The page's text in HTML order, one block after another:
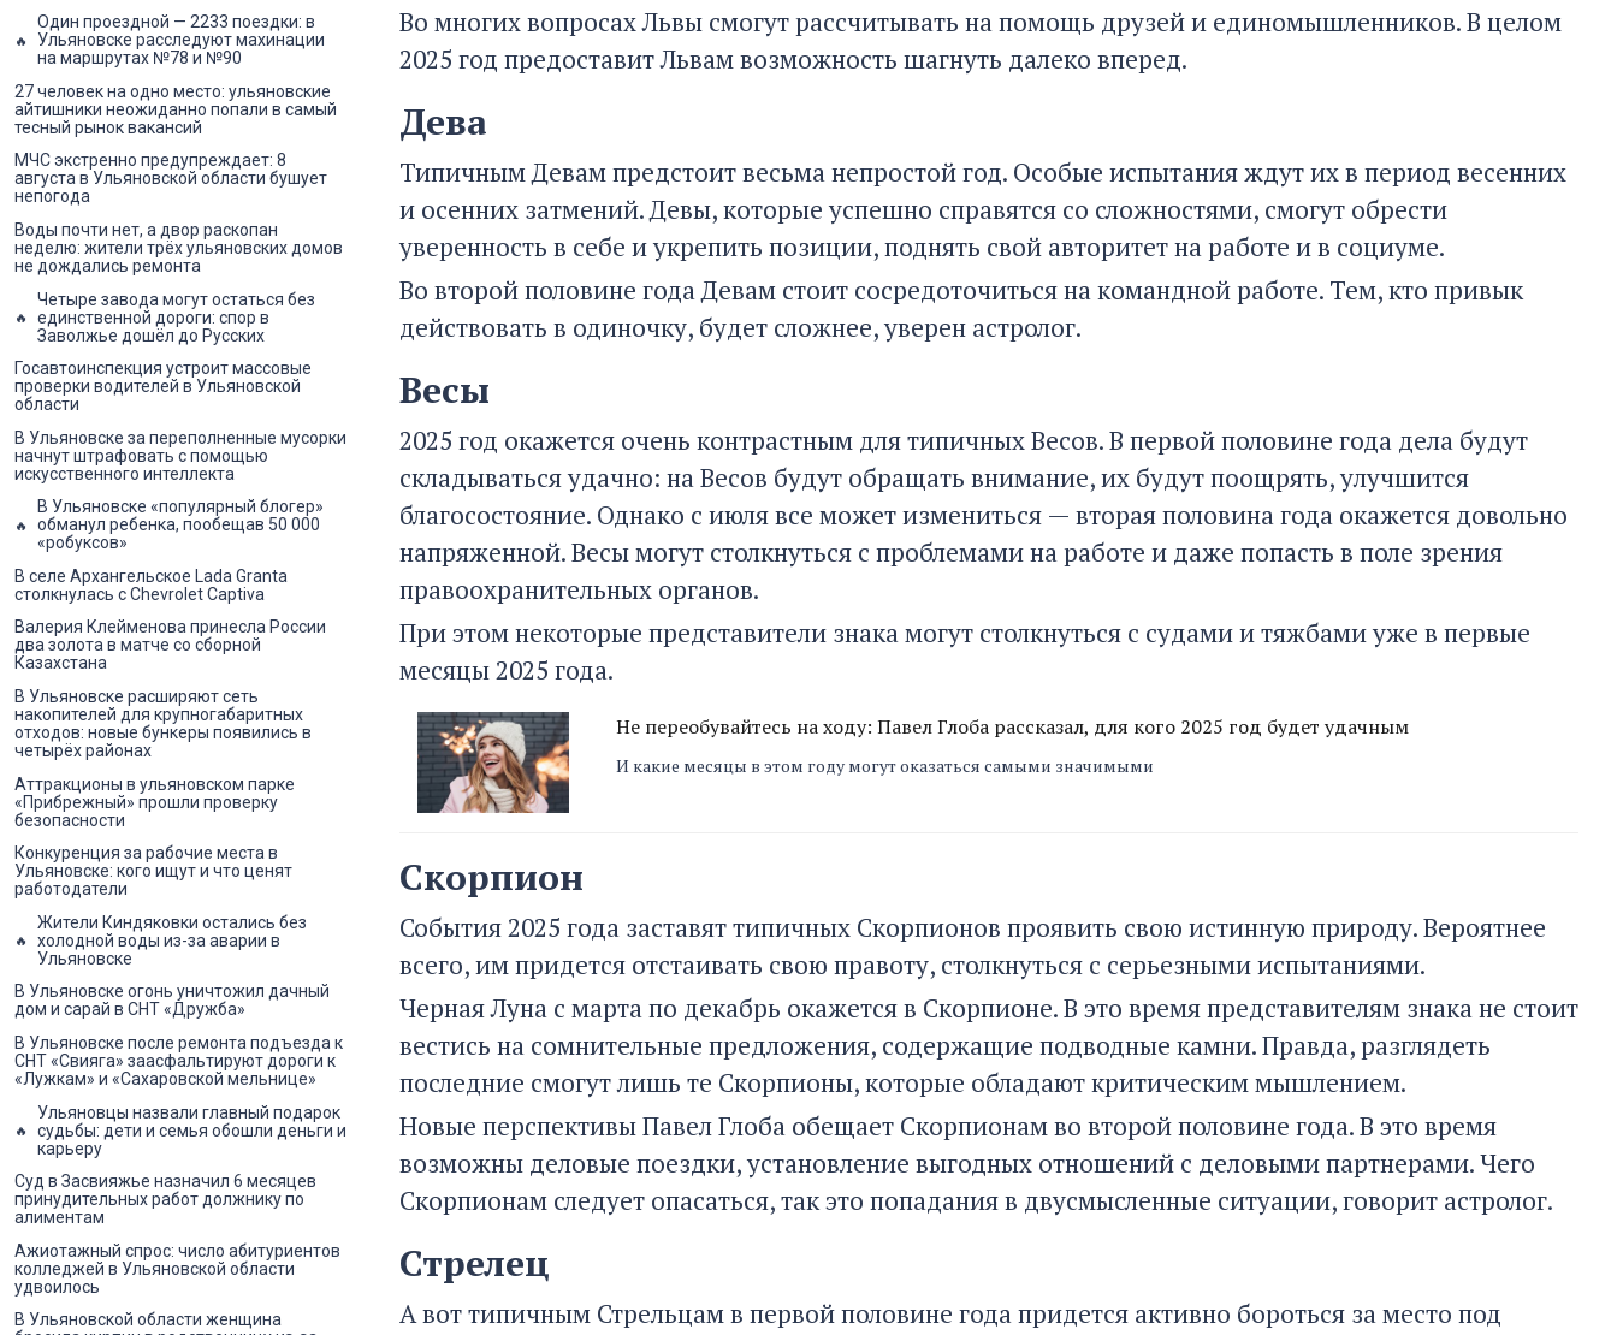
Во многих вопросах Львы смогут рассчитывать на помощь друзей и единомышленников. В целом
2025 год предоставит Львам возможность шагнуть далеко вперед.
Дева
Типичным Девам предстоит весьма непростой год. Особые испытания ждут их в период весенних
и осенних затмений. Девы, которые успешно справятся со сложностями, смогут обрести
уверенность в себе и укрепить позиции, поднять свой авторитет на работе и в социуме.
Во второй половине года Девам стоит сосредоточиться на командной работе. Тем, кто привык
действовать в одиночку, будет сложнее, уверен астролог.
Весы
2025 год окажется очень контрастным для типичных Весов. В первой половине года дела будут
складываться удачно: на Весов будут обращать внимание, их будут поощрять, улучшится
благосостояние. Однако с июля все может измениться — вторая половина года окажется довольно
напряженной. Весы могут столкнуться с проблемами на работе и даже попасть в поле зрения
правоохранительных органов.
При этом некоторые представители знака могут столкнуться с судами и тяжбами уже в первые
месяцы 2025 года.
Не переобувайтесь на ходу: Павел Глоба рассказал, для кого 2025 год будет удачным
И какие месяцы в этом году могут оказаться самыми значимыми
Скорпион
События 2025 года заставят типичных Скорпионов проявить свою истинную природу. Вероятнее
всего, им придется отстаивать свою правоту, столкнуться с серьезными испытаниями.
Черная Луна с марта по декабрь окажется в Скорпионе. В это время представителям знака не стоит
вестись на сомнительные предложения, содержащие подводные камни. Правда, разглядеть
последние смогут лишь те Скорпионы, которые обладают критическим мышлением.
Новые перспективы Павел Глоба обещает Скорпионам во второй половине года. В это время
возможны деловые поездки, установление выгодных отношений с деловыми партнерами. Чего
Скорпионам следует опасаться, так это попадания в двусмысленные ситуации, говорит астролог.
Стрелец
А вот типичным Стрельцам в первой половине года придется активно бороться за место под
Один проездной — 2233 поездки: в
Ульяновске расследуют махинации
на маршрутах №78 и №90
27 человек на одно место: ульяновские
айтишники неожиданно попали в самый
тесный рынок вакансий
МЧС экстренно предупреждает: 8
августа в Ульяновской области бушует
непогода
Воды почти нет, а двор раскопан
неделю: жители трёх ульяновских домов
не дождались ремонта
Четыре завода могут остаться без
единственной дороги: спор в
Заволжье дошёл до Русских
Госавтоинспекция устроит массовые
проверки водителей в Ульяновской
области
В Ульяновске за переполненные мусорки
начнут штрафовать с помощью
искусственного интеллекта
В Ульяновске «популярный блогер»
обманул ребенка, пообещав 50 000
«робуксов»
В селе Архангельское Lada Granta
столкнулась с Chevrolet Captiva
Валерия Клейменова принесла России
два золота в матче со сборной
Казахстана
В Ульяновске расширяют сеть
накопителей для крупногабаритных
отходов: новые бункеры появились в
четырёх районах
Аттракционы в ульяновском парке
«Прибрежный» прошли проверку
безопасности
Конкуренция за рабочие места в
Ульяновске: кого ищут и что ценят
работодатели
Жители Киндяковки остались без
холодной воды из-за аварии в
Ульяновске
В Ульяновске огонь уничтожил дачный
дом и сарай в СНТ «Дружба»
В Ульяновске после ремонта подъезда к
СНТ «Свияга» заасфальтируют дороги к
«Лужкам» и «Сахаровской мельнице»
Ульяновцы назвали главный подарок
судьбы: дети и семья обошли деньги и
карьеру
Суд в Засвияжье назначил 6 месяцев
принудительных работ должнику по
алиментам
Ажиотажный спрос: число абитуриентов
колледжей в Ульяновской области
удвоилось
В Ульяновской области женщина